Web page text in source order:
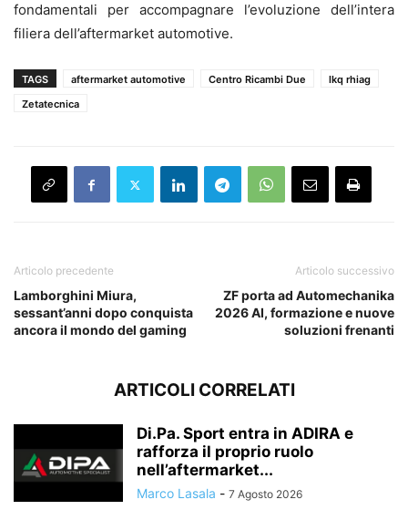
fondamentali per accompagnare l’evoluzione dell’intera
filiera dell’aftermarket automotive.
TAGS aftermarket automotive Centro Ricambi Due
lkq rhiag
Zetatecnica
Articolo precedente
Lamborghini Miura,
sessant’anni dopo conquista
ancora il mondo del gaming
Articolo successivo
ZF porta ad Automechanika
2026 AI, formazione e nuove
soluzioni frenanti
ARTICOLI CORRELATI
Di.Pa. Sport entra in ADIRA e
rafforza il proprio ruolo
nell’aftermarket...
Marco Lasala - 7 Agosto 2026